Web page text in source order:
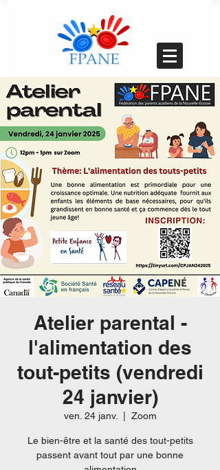
Atelier parental -
l'alimentation des
tout-petits (vendredi
24 janvier)
ven. 24 janv. Zoom
Le bien-être et la santé des tout-petits
passent avant tout par une bonne